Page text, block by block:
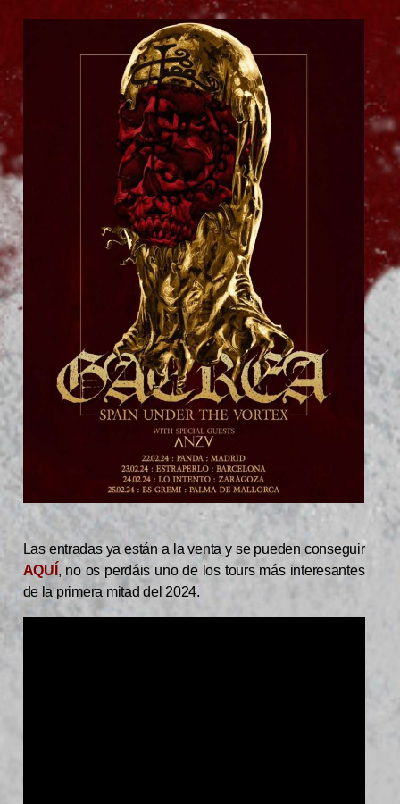
Las entradas ya están a la venta y se pueden conseguir
AQUÍ , no os perdáis uno de los tours más interesantes
de la primera mitad del 2024.